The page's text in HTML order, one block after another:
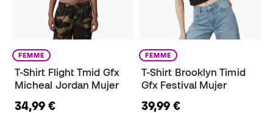
FEMME
T-Shirt Flight Tmid Gfx
Micheal Jordan Mujer
34,99 €
FEMME
T-Shirt Brooklyn Timid
Gfx Festival Mujer
39,99 €